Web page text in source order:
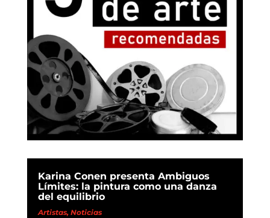
Karina Conen presenta Ambiguos
Límites: la pintura como una danza
del equilibrio
Artistas, Noticias